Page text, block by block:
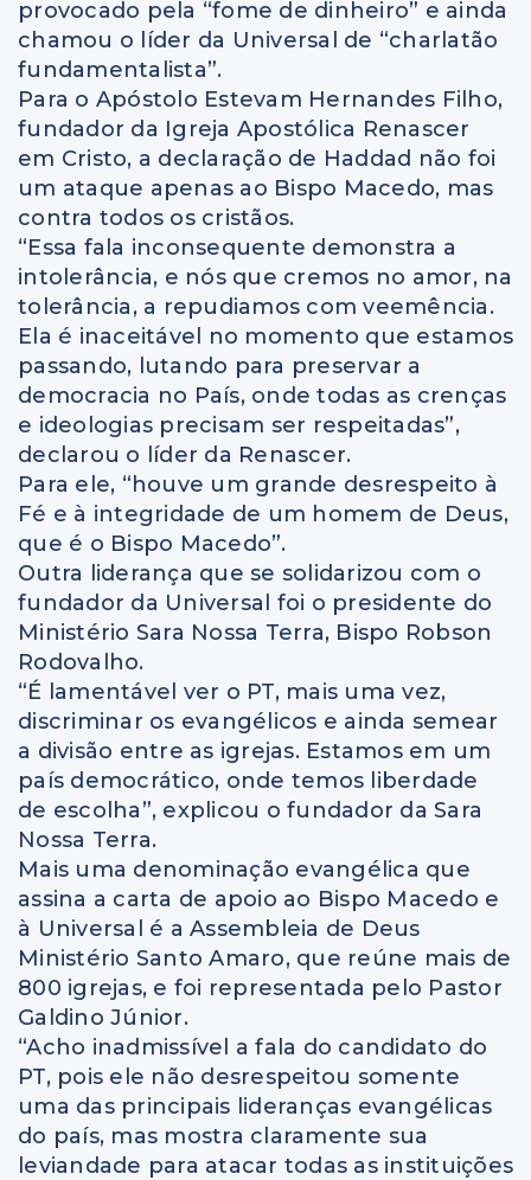
provocado pela “fome de dinheiro” e ainda
chamou o líder da Universal de “charlatão
fundamentalista”.
Para o Apóstolo Estevam Hernandes Filho,
fundador da Igreja Apostólica Renascer
em Cristo, a declaração de Haddad não foi
um ataque apenas ao Bispo Macedo, mas
contra todos os cristãos.
“Essa fala inconsequente demonstra a
intolerância, e nós que cremos no amor, na
tolerância, a repudiamos com veemência.
Ela é inaceitável no momento que estamos
passando, lutando para preservar a
democracia no País, onde todas as crenças
e ideologias precisam ser respeitadas”,
declarou o líder da Renascer.
Para ele, “houve um grande desrespeito à
Fé e à integridade de um homem de Deus,
que é o Bispo Macedo”.
Outra liderança que se solidarizou com o
fundador da Universal foi o presidente do
Ministério Sara Nossa Terra, Bispo Robson
Rodovalho.
“É lamentável ver o PT, mais uma vez,
discriminar os evangélicos e ainda semear
a divisão entre as igrejas. Estamos em um
país democrático, onde temos liberdade
de escolha”, explicou o fundador da Sara
Nossa Terra.
Mais uma denominação evangélica que
assina a carta de apoio ao Bispo Macedo e
à Universal é a Assembleia de Deus
Ministério Santo Amaro, que reúne mais de
800 igrejas, e foi representada pelo Pastor
Galdino Júnior.
“Acho inadmissível a fala do candidato do
PT, pois ele não desrespeitou somente
uma das principais lideranças evangélicas
do país, mas mostra claramente sua
leviandade para atacar todas as instituições